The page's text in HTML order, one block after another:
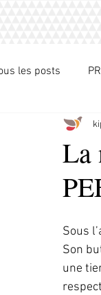
les posts
La
Sous
Son
une